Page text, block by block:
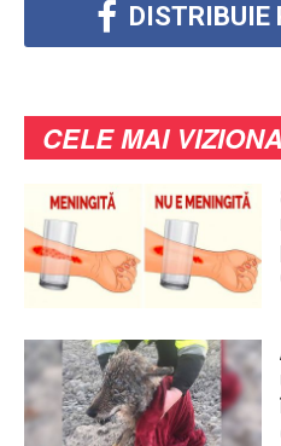
DISTRIBUIE
CELE MAI